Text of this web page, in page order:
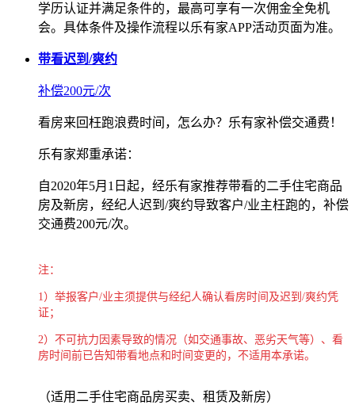
学历认证并满足条件的，最高可享有一次佣金全免机
会。具体条件及操作流程以乐有家APP活动页面为准。
带看迟到/爽约
补偿200元/次
看房来回枉跑浪费时间，怎么办？乐有家补偿交通费！
乐有家郑重承诺：
自2020年5月1日起，经乐有家推荐带看的二手住宅商品
房及新房，经纪人迟到/爽约导致客户/业主枉跑的，补偿
交通费200元/次。
注：
1）举报客户/业主须提供与经纪人确认看房时间及迟到/爽约凭
证；
2）不可抗力因素导致的情况（如交通事故、恶劣天气等）、看
房时间前已告知带看地点和时间变更的，不适用本承诺。
（适用二手住宅商品房买卖、租赁及新房）